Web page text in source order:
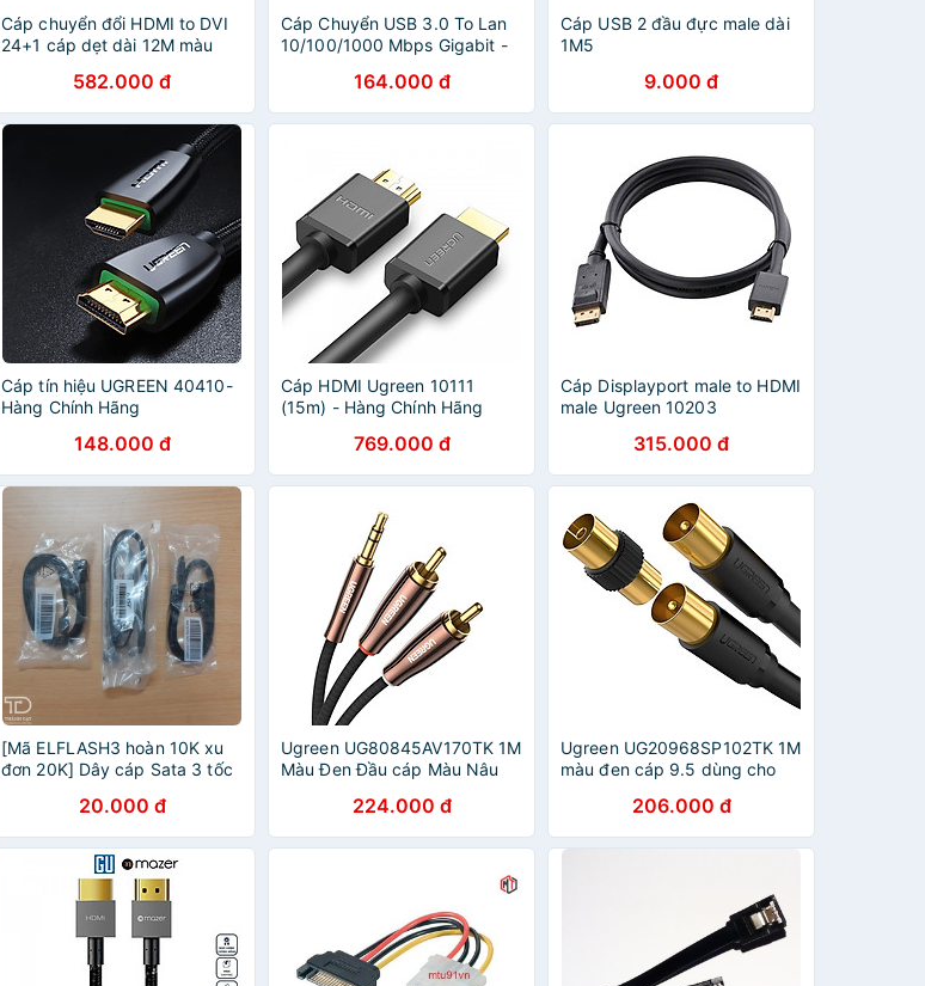
Cáp chuyển đổi HDMI to DVI
24+1 cáp dẹt dài 12M màu
Hàng chính hãng
582.000 đ
Cáp Chuyển USB 3.0 To Lan
10/100/1000 Mbps Gigabit -
Hàng chính hãng
164.000 đ
Cáp USB 2 đầu đực male dài
1M5
9.000 đ
Cáp tín hiệu UGREEN 40410-
Hàng Chính Hãng
148.000 đ
Cáp HDMI Ugreen 10111
(15m) - Hàng Chính Hãng
769.000 đ
Cáp Displayport male to HDMI
male Ugreen 10203
315.000 đ
[Mã ELFLASH3 hoàn 10K xu
đơn 20K] Dây cáp Sata 3 tốc
- Cáp HDD Sata 3
20.000 đ
Ugreen UG80845AV170TK 1M
Màu Đen Đầu cáp Màu Nâu
3.5mm sang 2 cổng RCA -
HÀNG CHÍNH HÃNG
224.000 đ
Ugreen UG20968SP102TK 1M
màu đen cáp 9.5 dùng cho
jack cái chuyển đổi - HÀNG
CHÍNH HÃNG
206.000 đ